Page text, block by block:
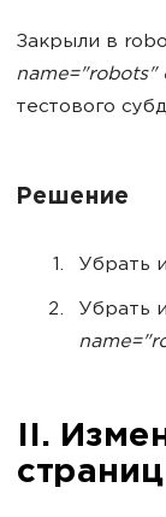
Закрыли в
name="robots"
тестового
Решение
Убрать
Убрать
II.